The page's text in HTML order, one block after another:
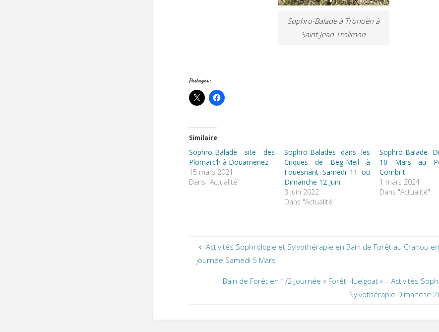
Sophro-Balade à Tronoën à
Saint Jean Trolimon
Partager :
Similaire
Sophro-Balade site des
Plomarc’h à Douarnenez
15 mars 2021
Dans "Actualité"
Sophro-Balades dans les
Criques de Beg-Meil à
Fouesnant Samedi 11 ou
Dimanche 12 Juin
3 juin 2022
Dans "Actualité"
Sophro-Balade
10 Mars au
Combrit
1 mars 2024
Dans "Actualité"
Activités Sophrologie et Sylvothérapie en Bain de Forêt au Cranou
journée Samedi 5 Mars
Bain de Forêt en 1/2 Journée « Forêt Huelgoat » – Activités
Sylvothérapie Dimanche